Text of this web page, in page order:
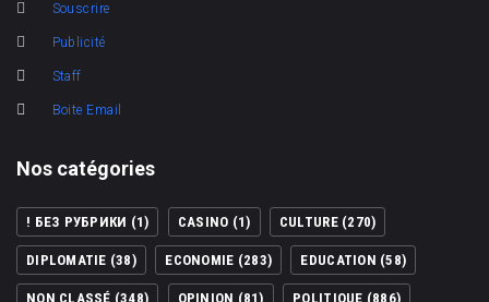
Souscrire
Publicité
Staff
Boite Email
Nos catégories
! БЕЗ РУБРИКИ (1) CASINO (1) CULTURE(270)
DIPLOMATIE (38) ECONOMIE (283) EDUCATION (58)
NON CLASSÉ (348) OPINION (81) POLITIQUE (886)